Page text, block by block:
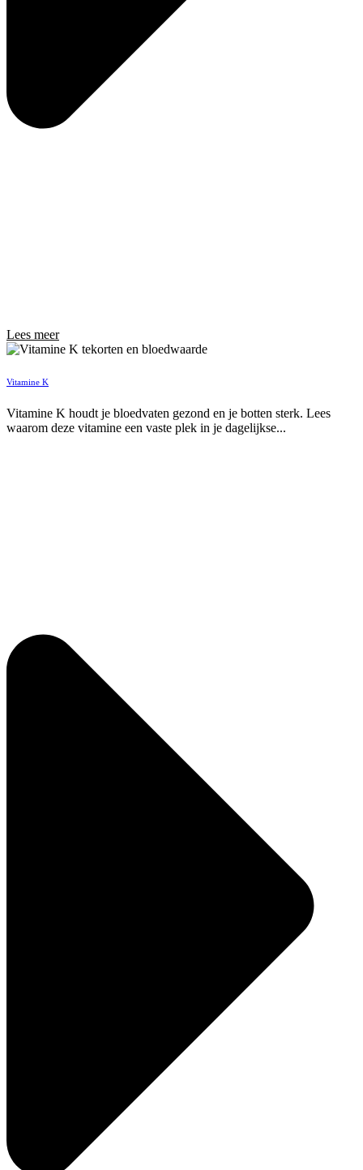
Lees meer
Vitamine K
Vitamine K houdt je bloedvaten gezond en je botten sterk. Lees
waarom deze vitamine een vaste plek in je dagelijkse...